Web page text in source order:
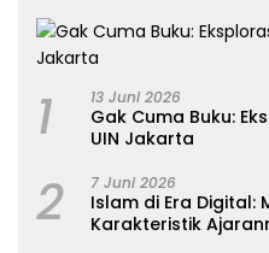
1 13 Juni 2026
Gak Cuma Buku:
UIN Jakarta
2 7 Juni 2026
Islam di Era Digital:
Karakteristik